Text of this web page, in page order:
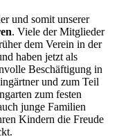
und somit unserer
. Viele der Mitglieder
dem Verein in der
haben jetzt als
Beschäftigung in
und zum Teil
zum festen
junge Familien
Kindern die Freude